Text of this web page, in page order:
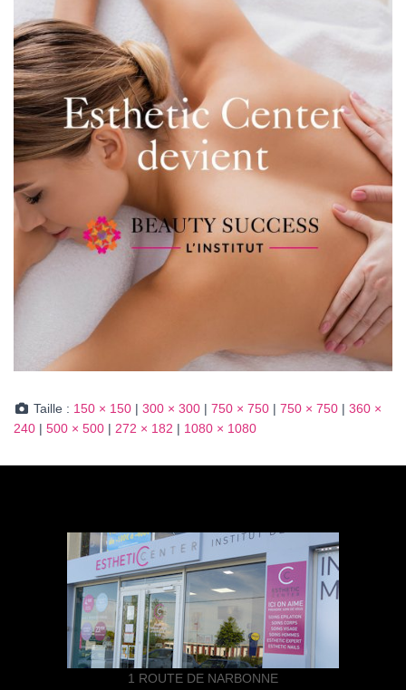
Taille : 150 × 150 | 300 × 300 | 750 × 750 | 750 × 750 | 360 ×
240 | 500 × 500 | 272 × 182 | 1080 × 1080
1 ROUTE DE NARBONNE